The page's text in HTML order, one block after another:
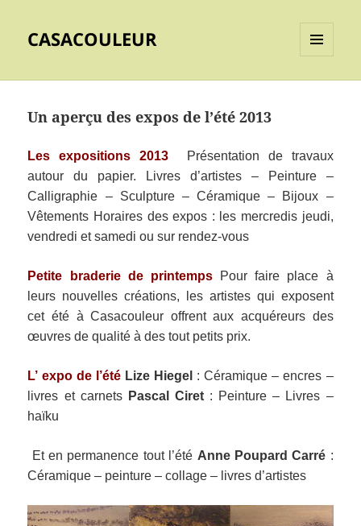
CASACOULEUR
Un aperçu des expos de l’été 2013
Les expositions 2013 Présentation de travaux
autour du papier. Livres d’artistes – Peinture –
Calligraphie – Sculpture – Céramique – Bijoux –
Vêtements Horaires des expos : les mercredis jeudi,
vendredi et samedi ou sur rendez-vous
Petite braderie de printempsPour faire place à
leurs nouvelles créations, les artistes qui exposent
cet été à Casacouleur offrent aux acquéreurs des
œuvres de qualité à des tout petits prix.
L’ expo de l’été Lize Hiegel : Céramique – encres –
livres et carnets Pascal Ciret: Peinture – Livres –
haïku
Et en permanence tout l’été Anne Poupard Carré :
Céramique – peinture – collage – livres d’artistes